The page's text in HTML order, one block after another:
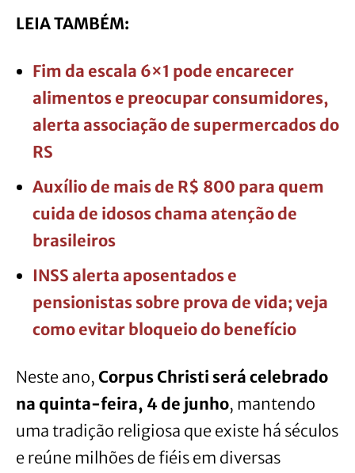
LEIA TAMBÉM:
Fim da escala 6×1 pode encarecer
alimentos e preocupar consumidores,
alerta associação de supermercados do
RS
Auxílio de mais de R$ 800 para quem
cuida de idosos chama atenção de
brasileiros
INSS alerta aposentados e
pensionistas sobre prova de vida; veja
como evitar bloqueio do benefício
Neste ano, Corpus Christi será celebrado
na quinta-feira, 4 de junho, mantendo
uma tradição religiosa que existe há séculos
e reúne milhões de fiéis em diversas